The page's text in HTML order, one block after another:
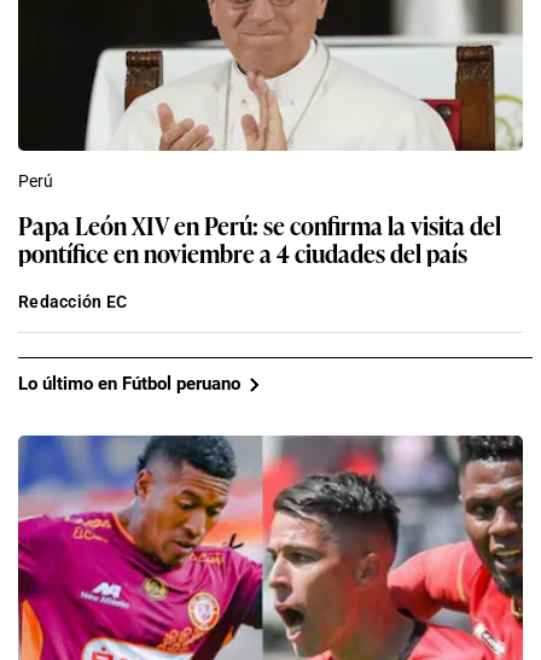
Perú
Papa León XIV en Perú: se confirma la visita del
pontífice en noviembre a 4 ciudades del país
Redacción EC
Lo último en Fútbol peruano